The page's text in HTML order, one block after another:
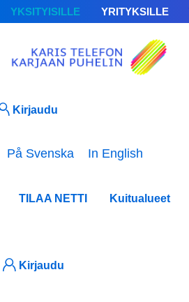
YKSITYISILLE YRITYKSILLE
Kirjaudu
Valitse kieli
På Svenska In English
TILAA NETTI Kuitualueet
Kirjaudu